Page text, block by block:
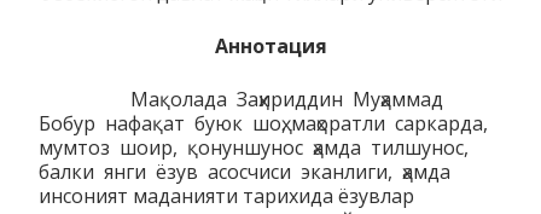
Аннотация
Мақолада Заҳириддин Муҳаммад
Бобур нафақат буюк шоҳ, маҳоратли саркарда,
мумтоз шоир, қонуншунос ҳамда тилшунос,
балки янги ёзув асосчиси эканлиги, ҳамда
инсоният маданияти тарихида ёзувлар